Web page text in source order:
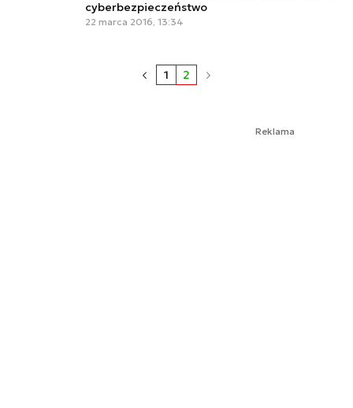
cyberbezpieczeństwo
22 marca 2016, 13:34
1 2
Reklama